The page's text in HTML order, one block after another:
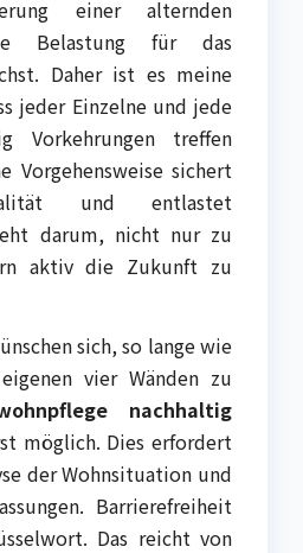
einer alternden
Belastung für das
Daher ist es meine
jeder Einzelne und jede
Vorkehrungen treffen
Vorgehensweise sichert
und entlastet
darum, nicht nur zu
aktiv die Zukunft zu
sich, so lange wie
vier Wänden zu
nachhaltig
möglich. Dies erfordert
der Wohnsituation und
Barrierefreiheit
Das reicht von